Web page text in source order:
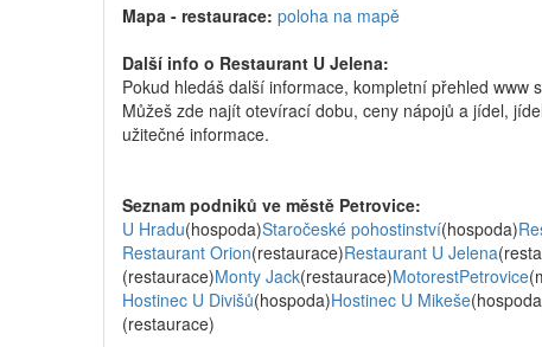
Mapa - restaurace: poloha na mapě
Další info o Restaurant U Jelena:
Pokud hledáš další informace, kompletní přehled www
Můžeš zde najít otevírací dobu, ceny nápojů a jídel,
užitečné informace.
Seznam podniků ve městě Petrovice:
U Hradu(hospoda)Staročeské pohostinství(hospoda)
Restaurant Orion(restaurace)Restaurant U Jelena
(restaurace)Monty Jack(restaurace)MotorestPetrovice
Hostinec U Divišů(hospoda)Hostinec U Mikeše
(restaurace)